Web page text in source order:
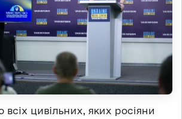
цивільних, яких росіяни